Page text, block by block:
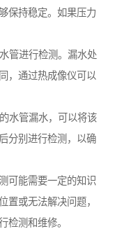
保持稳定。如果压力
管进行检测。漏水处
，通过热成像仪可以
水管漏水，可以将该
分别进行检测，以确
可能需要一定的知识
置或无法解决问题，
检测和维修。